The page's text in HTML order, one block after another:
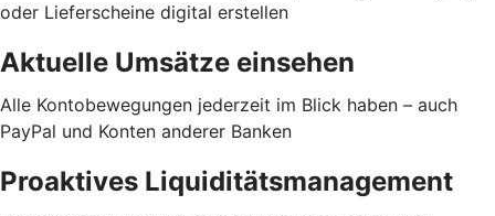
oder Lieferscheine digital erstellen
Aktuelle Umsätze einsehen
Alle Kontobewegungen jederzeit im Blick haben – auch
PayPal und Konten anderer Banken
Proaktives Liquiditätsmanagement